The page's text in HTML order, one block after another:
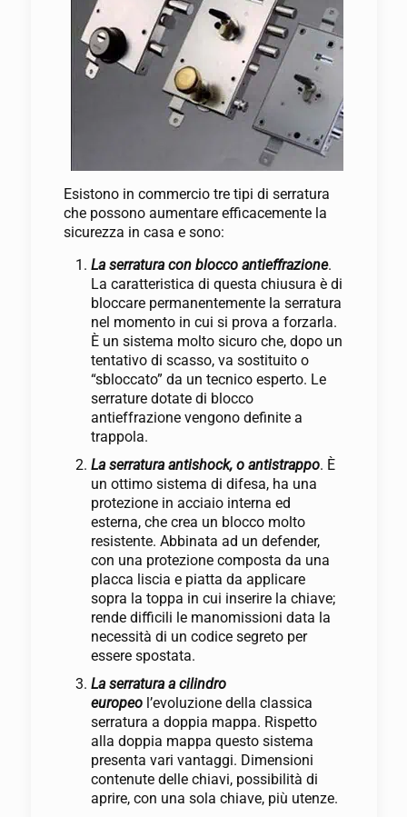
Esistono in commercio tre tipi di serratura
che possono aumentare efficacemente la
sicurezza in casa e sono:
La serratura con blocco antieffrazione.
La caratteristica di questa chiusura è di
bloccare permanentemente la serratura
nel momento in cui si prova a forzarla.
È un sistema molto sicuro che, dopo un
tentativo di scasso, va sostituito o
“sbloccato” da un tecnico esperto. Le
serrature dotate di blocco
antieffrazione vengono definite a
trappola.
La serratura antishock, o antistrappo. È
un ottimo sistema di difesa, ha una
protezione in acciaio interna ed
esterna, che crea un blocco molto
resistente. Abbinata ad un defender,
con una protezione composta da una
placca liscia e piatta da applicare
sopra la toppa in cui inserire la chiave;
rende difficili le manomissioni data la
necessità di un codice segreto per
essere spostata.
La serratura a cilindro
europeol’evoluzione della classica
serratura a doppia mappa. Rispetto
alla doppia mappa questo sistema
presenta vari vantaggi. Dimensioni
contenute delle chiavi, possibilità di
aprire, con una sola chiave, più utenze.